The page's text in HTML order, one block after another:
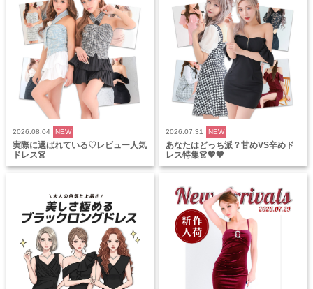
2026.08.04 NEW
実際に選ばれている♡レビュー人気
ドレス👗
2026.07.31 NEW
あなたはどっち派？甘めVS辛めド
レス特集👗💖🖤